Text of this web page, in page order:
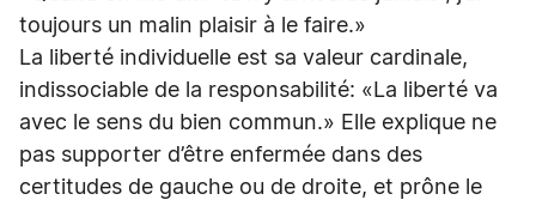
toujours un malin plaisir à le faire.»
La liberté individuelle est sa valeur cardinale,
indissociable de la responsabilité: «La liberté va
avec le sens du bien commun.» Elle explique ne
pas supporter d’être enfermée dans des
certitudes de gauche ou de droite, et prône le